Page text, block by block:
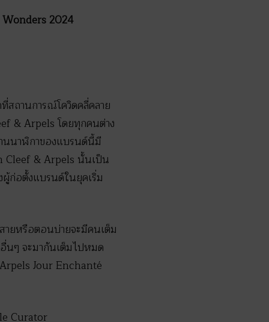
Wonders 2024
ถานการณ์โควิดคลี่คลาย
& Arpels โดยทุกคนต่าง
นนาฬิกาของแบรนด์นี้มี
Cleef & Arpels นั้นเป็น
ผู้ก่อตั้งแบรนด์ในยุคเริ่ม
ายหรือตอนบ่ายจะมีคนเต็ม
นๆ จะมากันเต็มไปหมด
Jour Enchanté